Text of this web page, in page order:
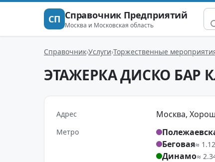
СП Справочник Предприятий
Москва и Московская область
Справочник Услуги Торжественные
ЭТАЖЕРКА ДИСКО БАР
Адрес Москва,
Метро
Беговая≈
Динамо≈